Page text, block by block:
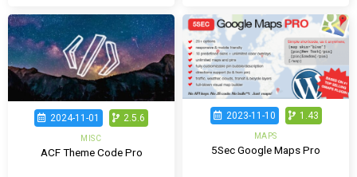
2024-11-01 2.5.6
MISC
ACF Theme Code Pro
2023-11-10 1.43
MAPS
5Sec Google Maps Pro